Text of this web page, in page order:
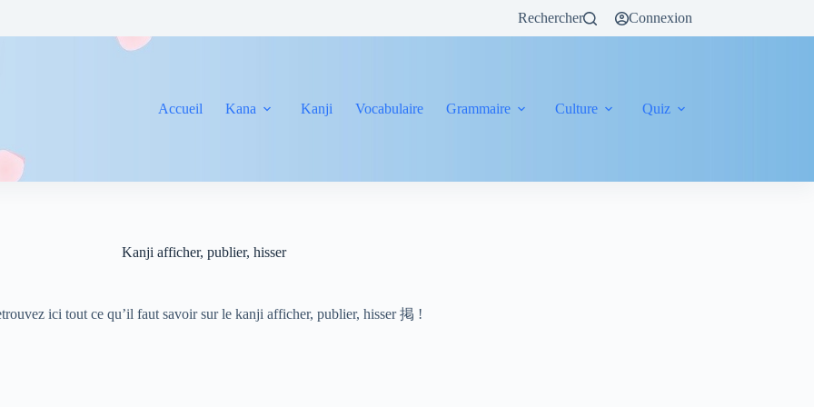
Rechercher Connexion
Accueil Kana Kanji Vocabulaire Grammaire Culture Quiz
Kanji afficher, publier, hisser
ici tout ce qu’il faut savoir sur le kanji afficher, publier, hisser 掲 !